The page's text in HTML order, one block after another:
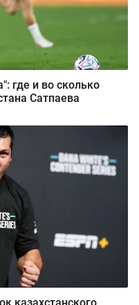
где и во сколько
Сатпаева